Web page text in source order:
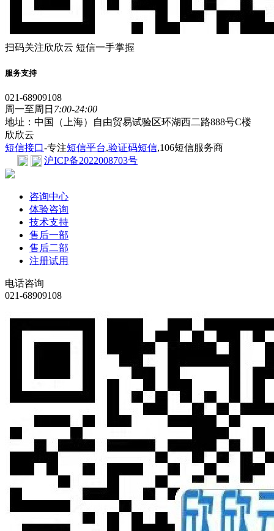
扫码关注欣欣云 短信一手掌握
服务支持
021-68909108
周一至周日 7:00-24:00
地址：中国（上海）自由贸易试验区环湖西二路888号C楼
欣欣云
短信接口-专注短信平台,验证码短信,106短信服务商
沪ICP备2022008703号
咨询中心
体验咨询
技术支持
售后一部
售后二部
注册试用
电话咨询
021-68909108